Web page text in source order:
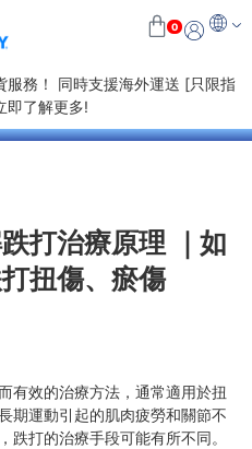
0
務！ 同時支援海外運送 [只限指
即了解更多!
打治療原理 ｜如
扭傷、瘀傷
有效的治療方法，通常適用於扭
期運動引起的肌肉疲勞和關節不
跌打的治療手段可能有所不同。